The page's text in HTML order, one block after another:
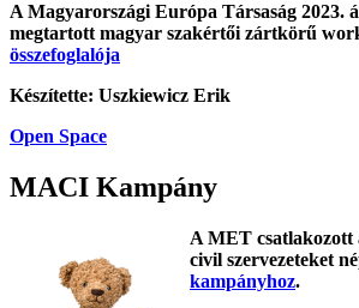
A Magyarországi Európa Társaság 2023.
megtartott magyar szakértői zártkörű
összefoglalója
Készítette: Uszkiewicz Erik
Open Space
MACI Kampány
A MET csatlakozott
civil szervezeteket
kampányhoz.